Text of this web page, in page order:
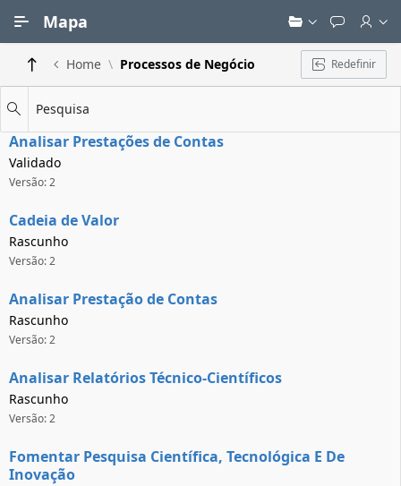
Mapa
Home Processos de Negócio Redefinir
Pesquisa
Analisar Prestações de Contas
Validado
Versão: 2
Cadeia de Valor
Rascunho
Versão: 2
Analisar Prestação de Contas
Rascunho
Versão: 2
Analisar Relatórios Técnico-Científicos
Rascunho
Versão: 2
Fomentar Pesquisa Científica, Tecnológica E De
Inovação